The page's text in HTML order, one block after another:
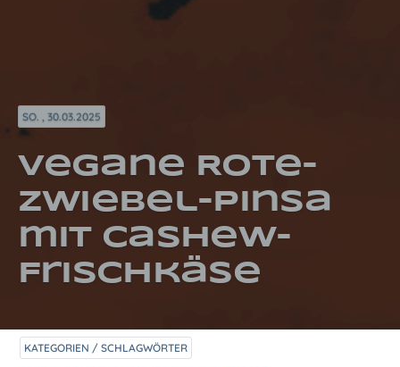
SO. , 30.03.2025
Vegane Rote-
Zwiebel-Pinsa
mit Cashew-
Frischkäse
KATEGORIEN / SCHLAGWÖRTER